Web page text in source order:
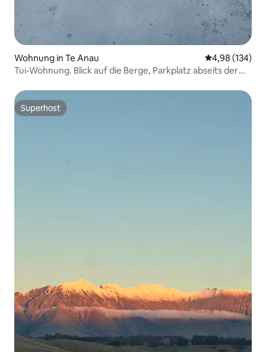
Wohnung in Te Anau
4,98 (134)
Tui-Wohnung. Blick auf die Berge, Parkplatz abseits der
Superhost
Superhost